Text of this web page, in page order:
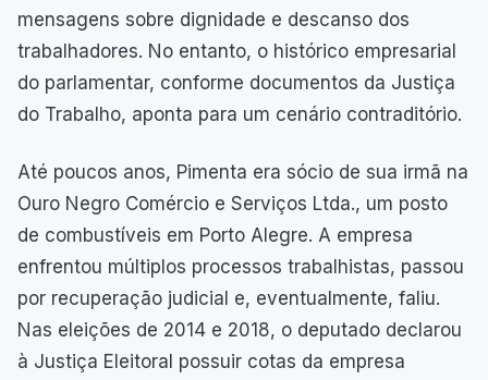
mensagens sobre dignidade e descanso dos
trabalhadores. No entanto, o histórico empresarial
do parlamentar, conforme documentos da Justiça
do Trabalho, aponta para um cenário contraditório.
Até poucos anos, Pimenta era sócio de sua irmã na
Ouro Negro Comércio e Serviços Ltda., um posto
de combustíveis em Porto Alegre. A empresa
enfrentou múltiplos processos trabalhistas, passou
por recuperação judicial e, eventualmente, faliu.
Nas eleições de 2014 e 2018, o deputado declarou
à Justiça Eleitoral possuir cotas da empresa